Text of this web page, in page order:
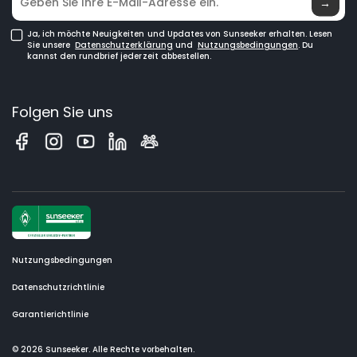
Ja, ich möchte Neuigkeiten und Updates von Sunseeker erhalten. Lesen
Sie unsere Datenschutzerklärung und Nutzungsbedingungen. Du
kannst den rundbrief jederzeit abbestellen.
Folgen Sie uns
Nutzungsbedingungen
Datenschutzrichtlinie
Garantierichtlinie
© 2026 Sunseeker. Alle Rechte vorbehalten.